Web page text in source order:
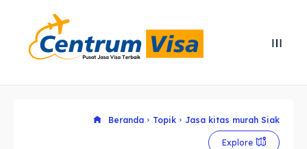
Cari
Cari
Explore our destinations
Explore our destinations
Beranda Topik Jasa kitas murah Siak
Explore